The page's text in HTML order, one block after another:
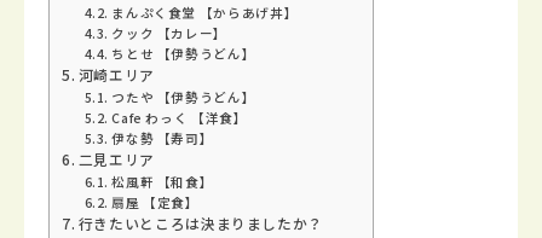
まんぷく食堂 【からあげ丼】
クック 【カレー】
ちとせ 【伊勢うどん】
河崎エリア
つたや 【伊勢うどん】
Cafe わっく 【洋食】
伊な勢 【寿司】
二見エリア
松風軒 【和食】
扇屋 【定食】
行きたいところは決まりましたか？